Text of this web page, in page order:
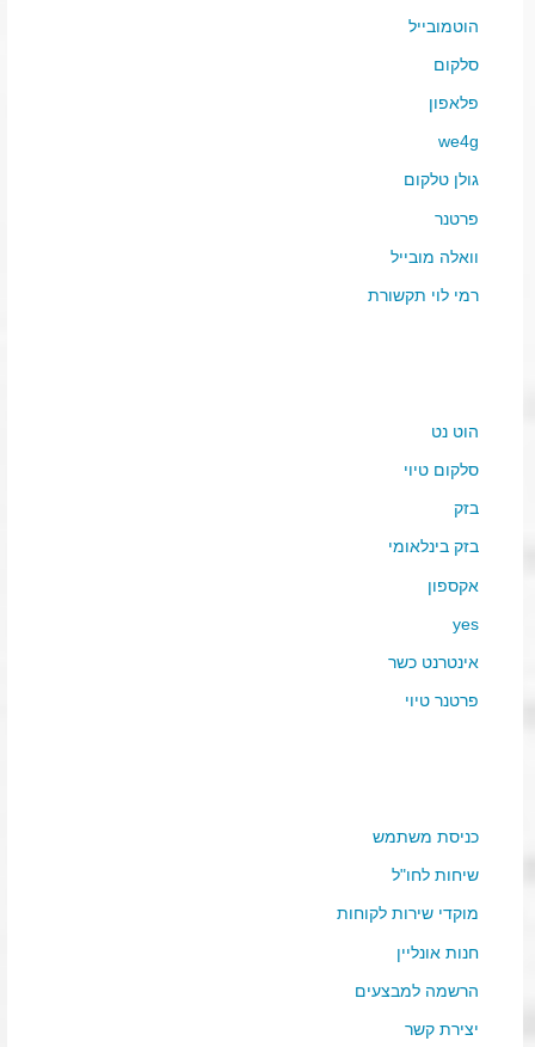
הוטמובייל
סלקום
פלאפון
we4g
גולן טלקום
פרטנר
וואלה מובייל
רמי לוי תקשורת
הוט נט
סלקום טיוי
בזק
בזק בינלאומי
אקספון
yes
אינטרנט כשר
פרטנר טיוי
כניסת משתמש
שיחות לחו"ל
מוקדי שירות לקוחות
חנות אונליין
הרשמה למבצעים
יצירת קשר